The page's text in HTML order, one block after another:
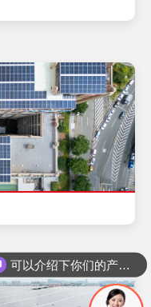
可以介绍下你们的产品么？